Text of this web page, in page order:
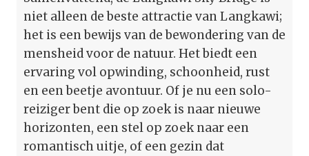
niet alleen de beste attractie van Langkawi;
het is een bewijs van de bewondering van de
mensheid voor de natuur. Het biedt een
ervaring vol opwinding, schoonheid, rust
en een beetje avontuur. Of je nu een solo-
reiziger bent die op zoek is naar nieuwe
horizonten, een stel op zoek naar een
romantisch uitje, of een gezin dat